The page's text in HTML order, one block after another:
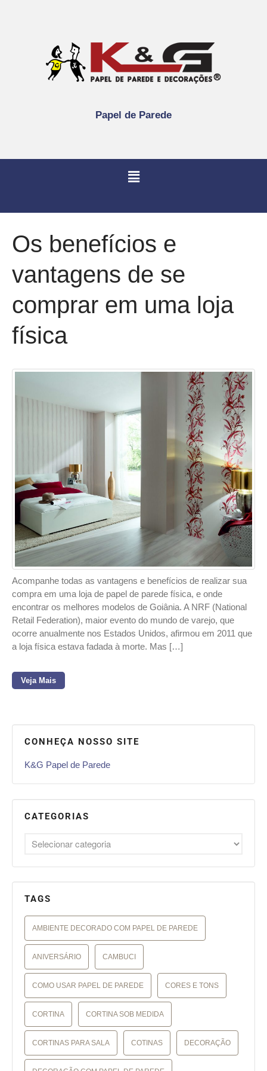
Papel de Parede
Os benefícios e
vantagens de se
comprar em uma loja
física
Acompanhe todas as vantagens e benefícios de realizar sua
compra em uma loja de papel de parede física, e onde
encontrar os melhores modelos de Goiânia. A NRF (National
Retail Federation), maior evento do mundo de varejo, que
ocorre anualmente nos Estados Unidos, afirmou em 2011 que
a loja física estava fadada à morte. Mas […]
Veja Mais
CONHEÇA NOSSO SITE
K&G Papel de Parede
CATEGORIAS
TAGS
AMBIENTE DECORADO COM PAPEL DE PAREDE
ANIVERSÁRIO CAMBUCI
COMO USAR PAPEL DE PAREDE CORES E TONS
CORTINA CORTINA SOB MEDIDA
CORTINAS PARA SALA COTINAS DECORAÇÃO